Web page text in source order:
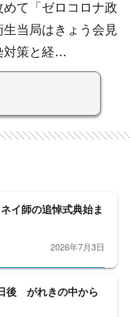
て「ゼロコロナ政
当局はきょう会見
対策と経…
イ師の追悼式典始ま
2026年7月3日
後 がれきの中から